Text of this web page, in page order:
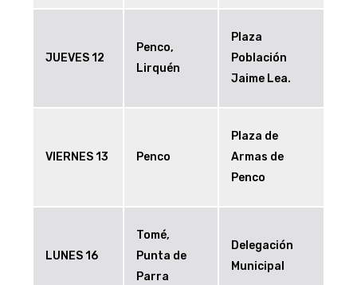
JUEVES 12
Penco,
Lirquén
Plaza
Población
Jaime Lea.
VIERNES 13 Penco
Plaza de
Armas de
Penco
LUNES 16
Tomé,
Punta de
Parra
Delegación
Municipal